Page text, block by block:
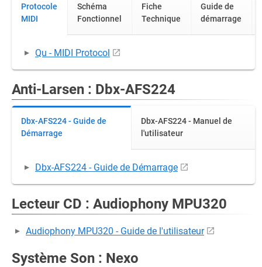
Protocole
MIDI
Schéma
Fonctionnel
Fiche
Technique
Guide de
démarrage
Qu - MIDI Protocol
Anti-Larsen : Dbx-AFS224
Dbx-AFS224 - Guide de
Démarrage
Dbx-AFS224 - Manuel de
l'utilisateur
Dbx-AFS224 - Guide de Démarrage
Lecteur CD : Audiophony MPU320
Audiophony MPU320 - Guide de l'utilisateur
Système Son : Nexo